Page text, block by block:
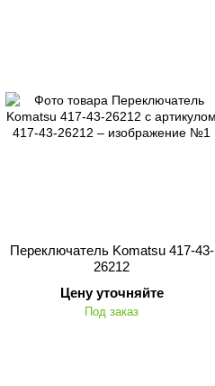
Переключатель Komatsu 417-43-
26212
Цену уточняйте
Под заказ